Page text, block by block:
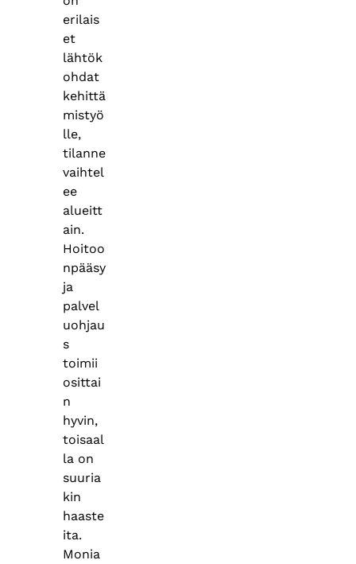
erilais
et
lähtök
ohdat
kehittä
mistyö
lle,
tilanne
vaihtel
ee
alueitt
ain.
Hoitoo
npääsy
ja
palvel
uohjau
s
toimii
osittai
n
hyvin,
toisaal
la on
suuria
kin
haaste
ita.
Monia